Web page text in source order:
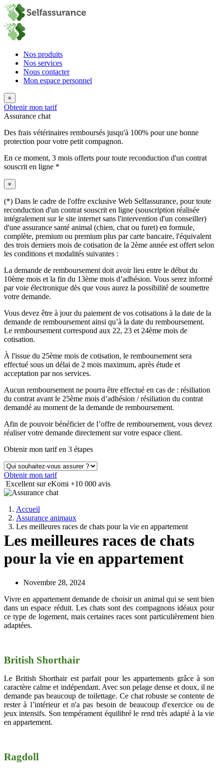
Nos produits
Nos services
Nous contacter
Mon espace personnel
×
Obtenir mon tarif
Assurance chat
Des frais vétérinaires remboursés jusqu'à 100% pour une bonne
protection pour votre petit compagnon.
En ce moment, 3 mois offerts pour toute reconduction d'un contrat
souscrit en ligne *
×
(*) Dans le cadre de l'offre exclusive Web Selfassurance, pour toute
reconduction d'un contrat souscrit en ligne (souscription réalisée
intégralement sur le site internet sans l'intervention d'un conseiller)
d'une assurance santé animal (chien, chat ou furet) en formule,
complète, premium ou premium plus par carte bancaire, l'équivalent
des trois derniers mois de cotisation de la 2ème année est offert selon
les conditions et modalités suivantes :
La demande de remboursement doit avoir lieu entre le début du
10ème mois et la fin du 13ème mois d’adhésion. Vous serez informé
par voie électronique dès que vous aurez la possibilité de soumettre
votre demande.
Vous devez être à jour du paiement de vos cotisations à la date de la
demande de remboursement ainsi qu’à la date du remboursement.
Le remboursement correspond aux 22, 23 et 24ème mois de
cotisation.
À l'issue du 25ème mois de cotisation, le remboursement sera
effectué sous un délai de 2 mois maximum, après étude et
acceptation par nos services.
Aucun remboursement ne pourra être effectué en cas de : résiliation
du contrat avant le 25ème mois d’adhésion / résiliation du contrat
demandé au moment de la demande de remboursement.
Afin de pouvoir bénéficier de l’offre de remboursement, vous devez
réaliser votre demande directement sur votre espace client.
Obtenir mon tarif en 3 étapes
Obtenir mon tarif
Excellent sur eKomi +10 000 avis
Accueil
Assurance animaux
Les meilleures races de chats pour la vie en appartement
Les meilleures races de chats
pour la vie en appartement
Novembre 28, 2024
Vivre en appartement demande de choisir un animal qui se sent bien
dans un espace réduit. Les chats sont des compagnons idéaux pour
ce type de logement, mais certaines races sont particulièrement bien
adaptées.
British Shorthair
Le British Shorthair est parfait pour les appartements grâce à son
caractère calme et indépendant. Avec son pelage dense et doux, il ne
demande pas beaucoup de toilettage. Ce chat robuste se contente de
rester à l’intérieur et n'a pas besoin de beaucoup d'exercice ou de
jeux intensifs. Son tempérament équilibré le rend très adapté à la vie
en appartement.
Ragdoll